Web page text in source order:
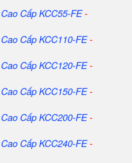
Cấp KCC55-FE-
Cấp KCC110-FE-
Cấp KCC120-FE-
Cấp KCC150-FE-
Cấp KCC200-FE-
Cấp KCC240-FE-